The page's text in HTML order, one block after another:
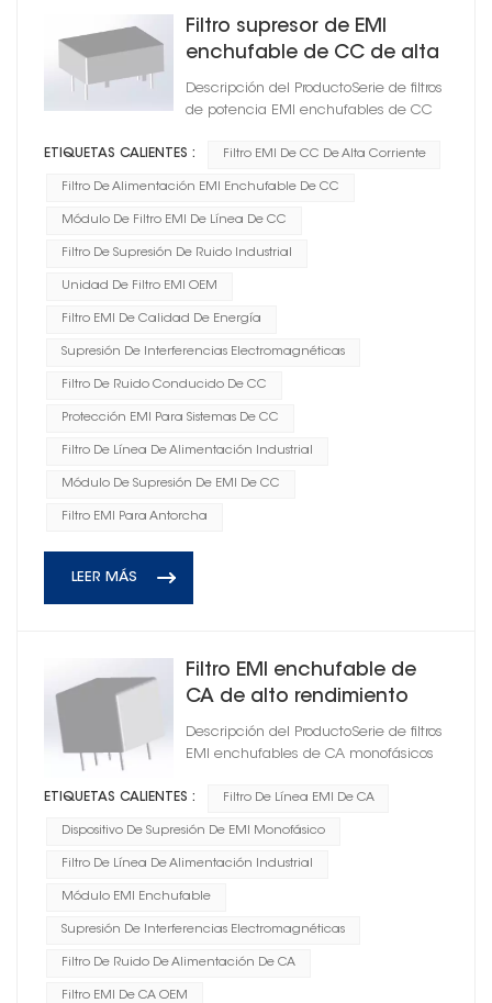
Filtro supresor de EMI
enchufable de CC de alta
corriente para antorcha
Descripción del ProductoSerie de filtros
de potencia EMI enchufables de CC
ETIQUETAS CALIENTES : Filtro EMI De CC De Alta Corriente
Filtro De Alimentación EMI Enchufable De CC
Módulo De Filtro EMI De Línea De CC
Filtro De Supresión De Ruido Industrial
Unidad De Filtro EMI OEM
Filtro EMI De Calidad De Energía
Supresión De Interferencias Electromagnéticas
Filtro De Ruido Conducido De CC
Protección EMI Para Sistemas De CC
Filtro De Línea De Alimentación Industrial
Módulo De Supresión De EMI De CC
Filtro EMI Para Antorcha
LEER MÁS
Filtro EMI enchufable de
CA de alto rendimiento
para antorcha
Descripción del ProductoSerie de filtros
EMI enchufables de CA monofásicos
ETIQUETAS CALIENTES : Filtro De Línea EMI De CA
Dispositivo De Supresión De EMI Monofásico
Filtro De Línea De Alimentación Industrial
Módulo EMI Enchufable
Supresión De Interferencias Electromagnéticas
Filtro De Ruido De Alimentación De CA
Filtro EMI De CA OEM